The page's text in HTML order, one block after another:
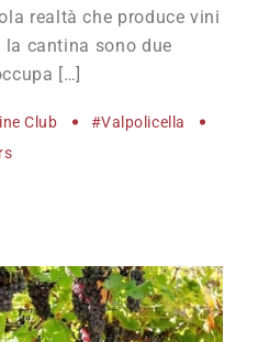
realtà che produce vini
la cantina sono due
[…]
Club
#Valpolicella